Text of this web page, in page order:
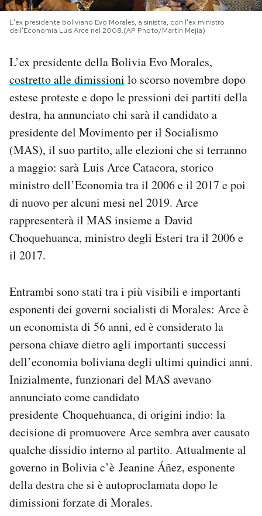
CALENDARIO
AREA PERSONALE
Area Personale
Newsletter
Notifiche mobile
Hai bisogno di aiuto?
Esci
L'ex presidente boliviano Evo Morales, a sinistra, con l'ex ministro
dell'Economia Luis Arce nel 2008.(AP Photo/Martin Mejia)
L’ex presidente della Bolivia Evo Morales,
costretto alle dimissioni lo scorso novembre dopo
estese proteste e dopo le pressioni dei partiti della
destra, ha annunciato chi sarà il candidato a
presidente del Movimento per il Socialismo
(MAS), il suo partito, alle elezioni che si terranno
a maggio: sarà Luis Arce Catacora, storico
ministro dell’Economia tra il 2006 e il 2017 e poi
di nuovo per alcuni mesi nel 2019. Arce
rappresenterà il MAS insieme a David
Choquehuanca, ministro degli Esteri tra il 2006 e
il 2017.
Entrambi sono stati tra i più visibili e importanti
esponenti dei governi socialisti di Morales: Arce è
un economista di 56 anni, ed è considerato la
persona chiave dietro agli importanti successi
dell’economia boliviana degli ultimi quindici anni.
Inizialmente, funzionari del MAS avevano
annunciato come candidato
presidente Choquehuanca, di origini indio: la
decisione di promuovere Arce sembra aver causato
qualche dissidio interno al partito. Attualmente al
governo in Bolivia c’è Jeanine Áñez, esponente
della destra che si è autoproclamata dopo le
dimissioni forzate di Morales.